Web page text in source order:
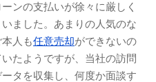
ンの支払いが徐々に厳しく
ました。あまりの人気のな
人も任意売却ができないの
たようですが、当社の訪問
タを収集し、何度か面談す